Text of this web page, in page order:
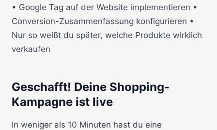
• Google Tag auf der Website implementieren •
Conversion-Zusammenfassung konfigurieren •
Nur so weißt du später, welche Produkte wirklich
verkaufen
Geschafft! Deine Shopping-
Kampagne ist live
In weniger als 10 Minuten hast du eine